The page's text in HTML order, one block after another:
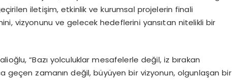
iletişim, etkinlik ve kurumsal projelerin finali
vizyonunu ve gelecek hedeflerini yansıtan nitelikli bir
“Bazı yolculuklar mesafelerle değil, iz bırakan
geçen zamanın değil, büyüyen bir vizyonun, olgunlaşan bir